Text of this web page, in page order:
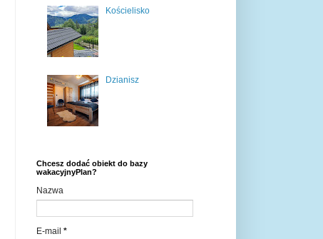
Kościelisko
Dzianisz
Chcesz dodać obiekt do bazy
wakacyjnyPlan?
Nazwa
E-mail *